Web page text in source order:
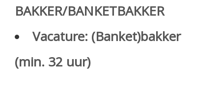
BAKKER/BANKETBAKKER
Vacature: (Banket)bakker
(min. 32 uur)